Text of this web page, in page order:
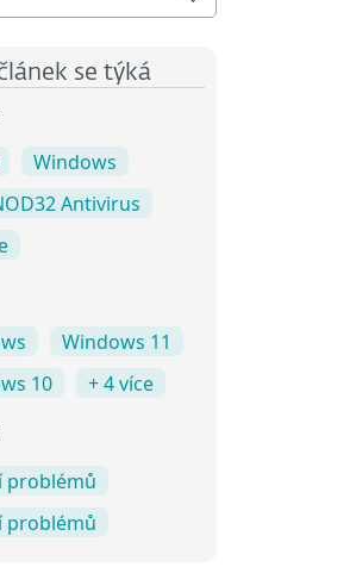
se týká
Windows
Antivirus
Windows 11
10
+ 4 více
problémů
problémů